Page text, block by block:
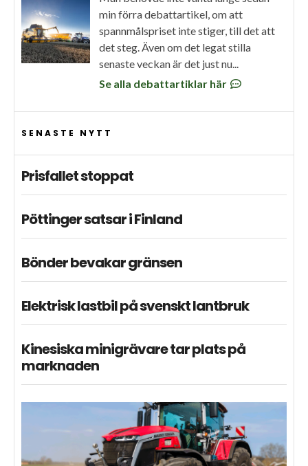
min förra debattartikel, om att
spannmålspriset inte stiger, till det att
det steg. Även om det legat stilla
senaste veckan är det just nu...
Se alla debattartiklar här
SENASTE NYTT
Prisfallet stoppat
Pöttinger satsar i Finland
Bönder bevakar gränsen
Elektrisk lastbil på svenskt lantbruk
Kinesiska minigrävare tar plats på
marknaden